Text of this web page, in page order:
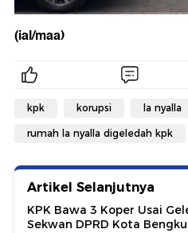
(ial/maa)
kpk korupsi la nyalla
rumah la nyalla digeledah kpk
Artikel Selanjutnya
KPK Bawa 3 Koper Usai
Sekwan DPRD Kota